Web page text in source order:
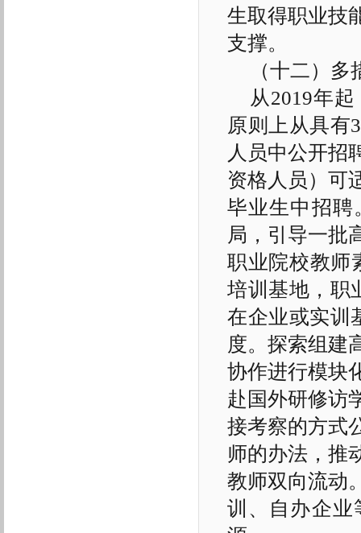
生取得职业技
支撑。
（十二）
从2019年
原则上从具有
人员中公开招
资格人员）可
毕业生中招聘
局，引导一批
职业院校教师
培训基地，职
在企业或实训
度。探索组建
协作进行模块
赴国外研修访
接考察的方式
师的办法，推
教师双向流动
训、自办企业